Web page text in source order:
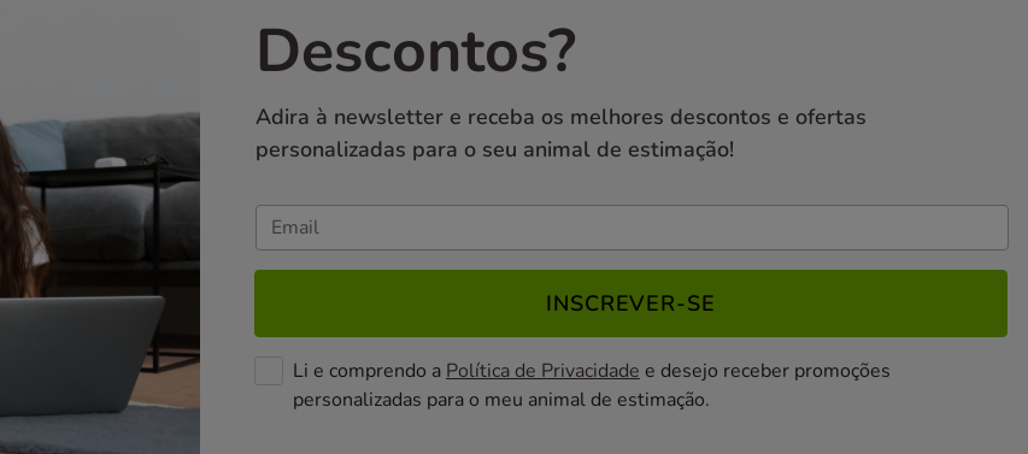
Descontos?
Adira à newsletter e receba os melhores descontos e ofertas
personalizadas para o seu animal de estimação!
INSCREVER-SE
Li e comprendo a Política de Privacidade e desejo receber promoções
personalizadas para o meu animal de estimação.